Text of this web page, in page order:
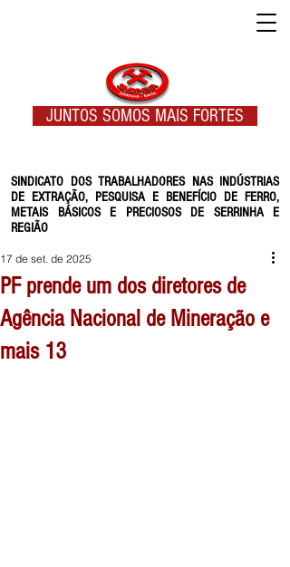
SINDICATO DOS TRABALHADORES NAS INDÚSTRIAS
DE EXTRAÇÃO, PESQUISA E BENEFÍCIO DE FERRO,
METAIS BÁSICOS E PRECIOSOS DE SERRINHA E
REGIÃO
JUNTOS SOMOS MAIS FORTES
PF prende um dos diretores de
Agência Nacional de Mineração e
mais 13
17 de set. de 2025